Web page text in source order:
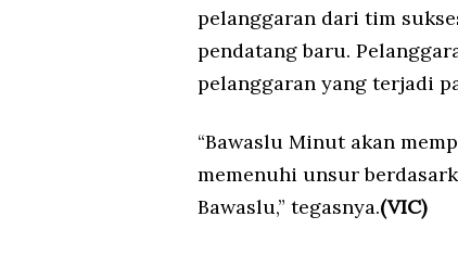
pelanggaran dari tim
pendatang baru.
pelanggaran yang terjadi
“Bawaslu Minut akan
memenuhi unsur
Bawaslu,” tegasnya.(VIC)